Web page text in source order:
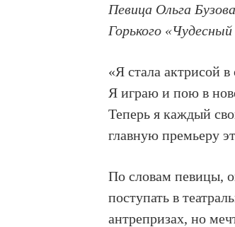
Певица Ольга
Горького
«Я стала актрисой
Я играю и пою в
Теперь я каждый
главную премьеру
По словам певицы,
поступать в
антрепризах, но